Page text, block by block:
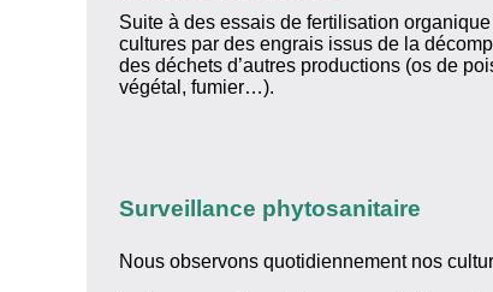
Suite à des essais de fertilisation
cultures par des engrais issus de la
des déchets d’autres productions (os de
végétal, fumier…).
Surveillance phytosanitaire
Nous observons quotidiennement nos